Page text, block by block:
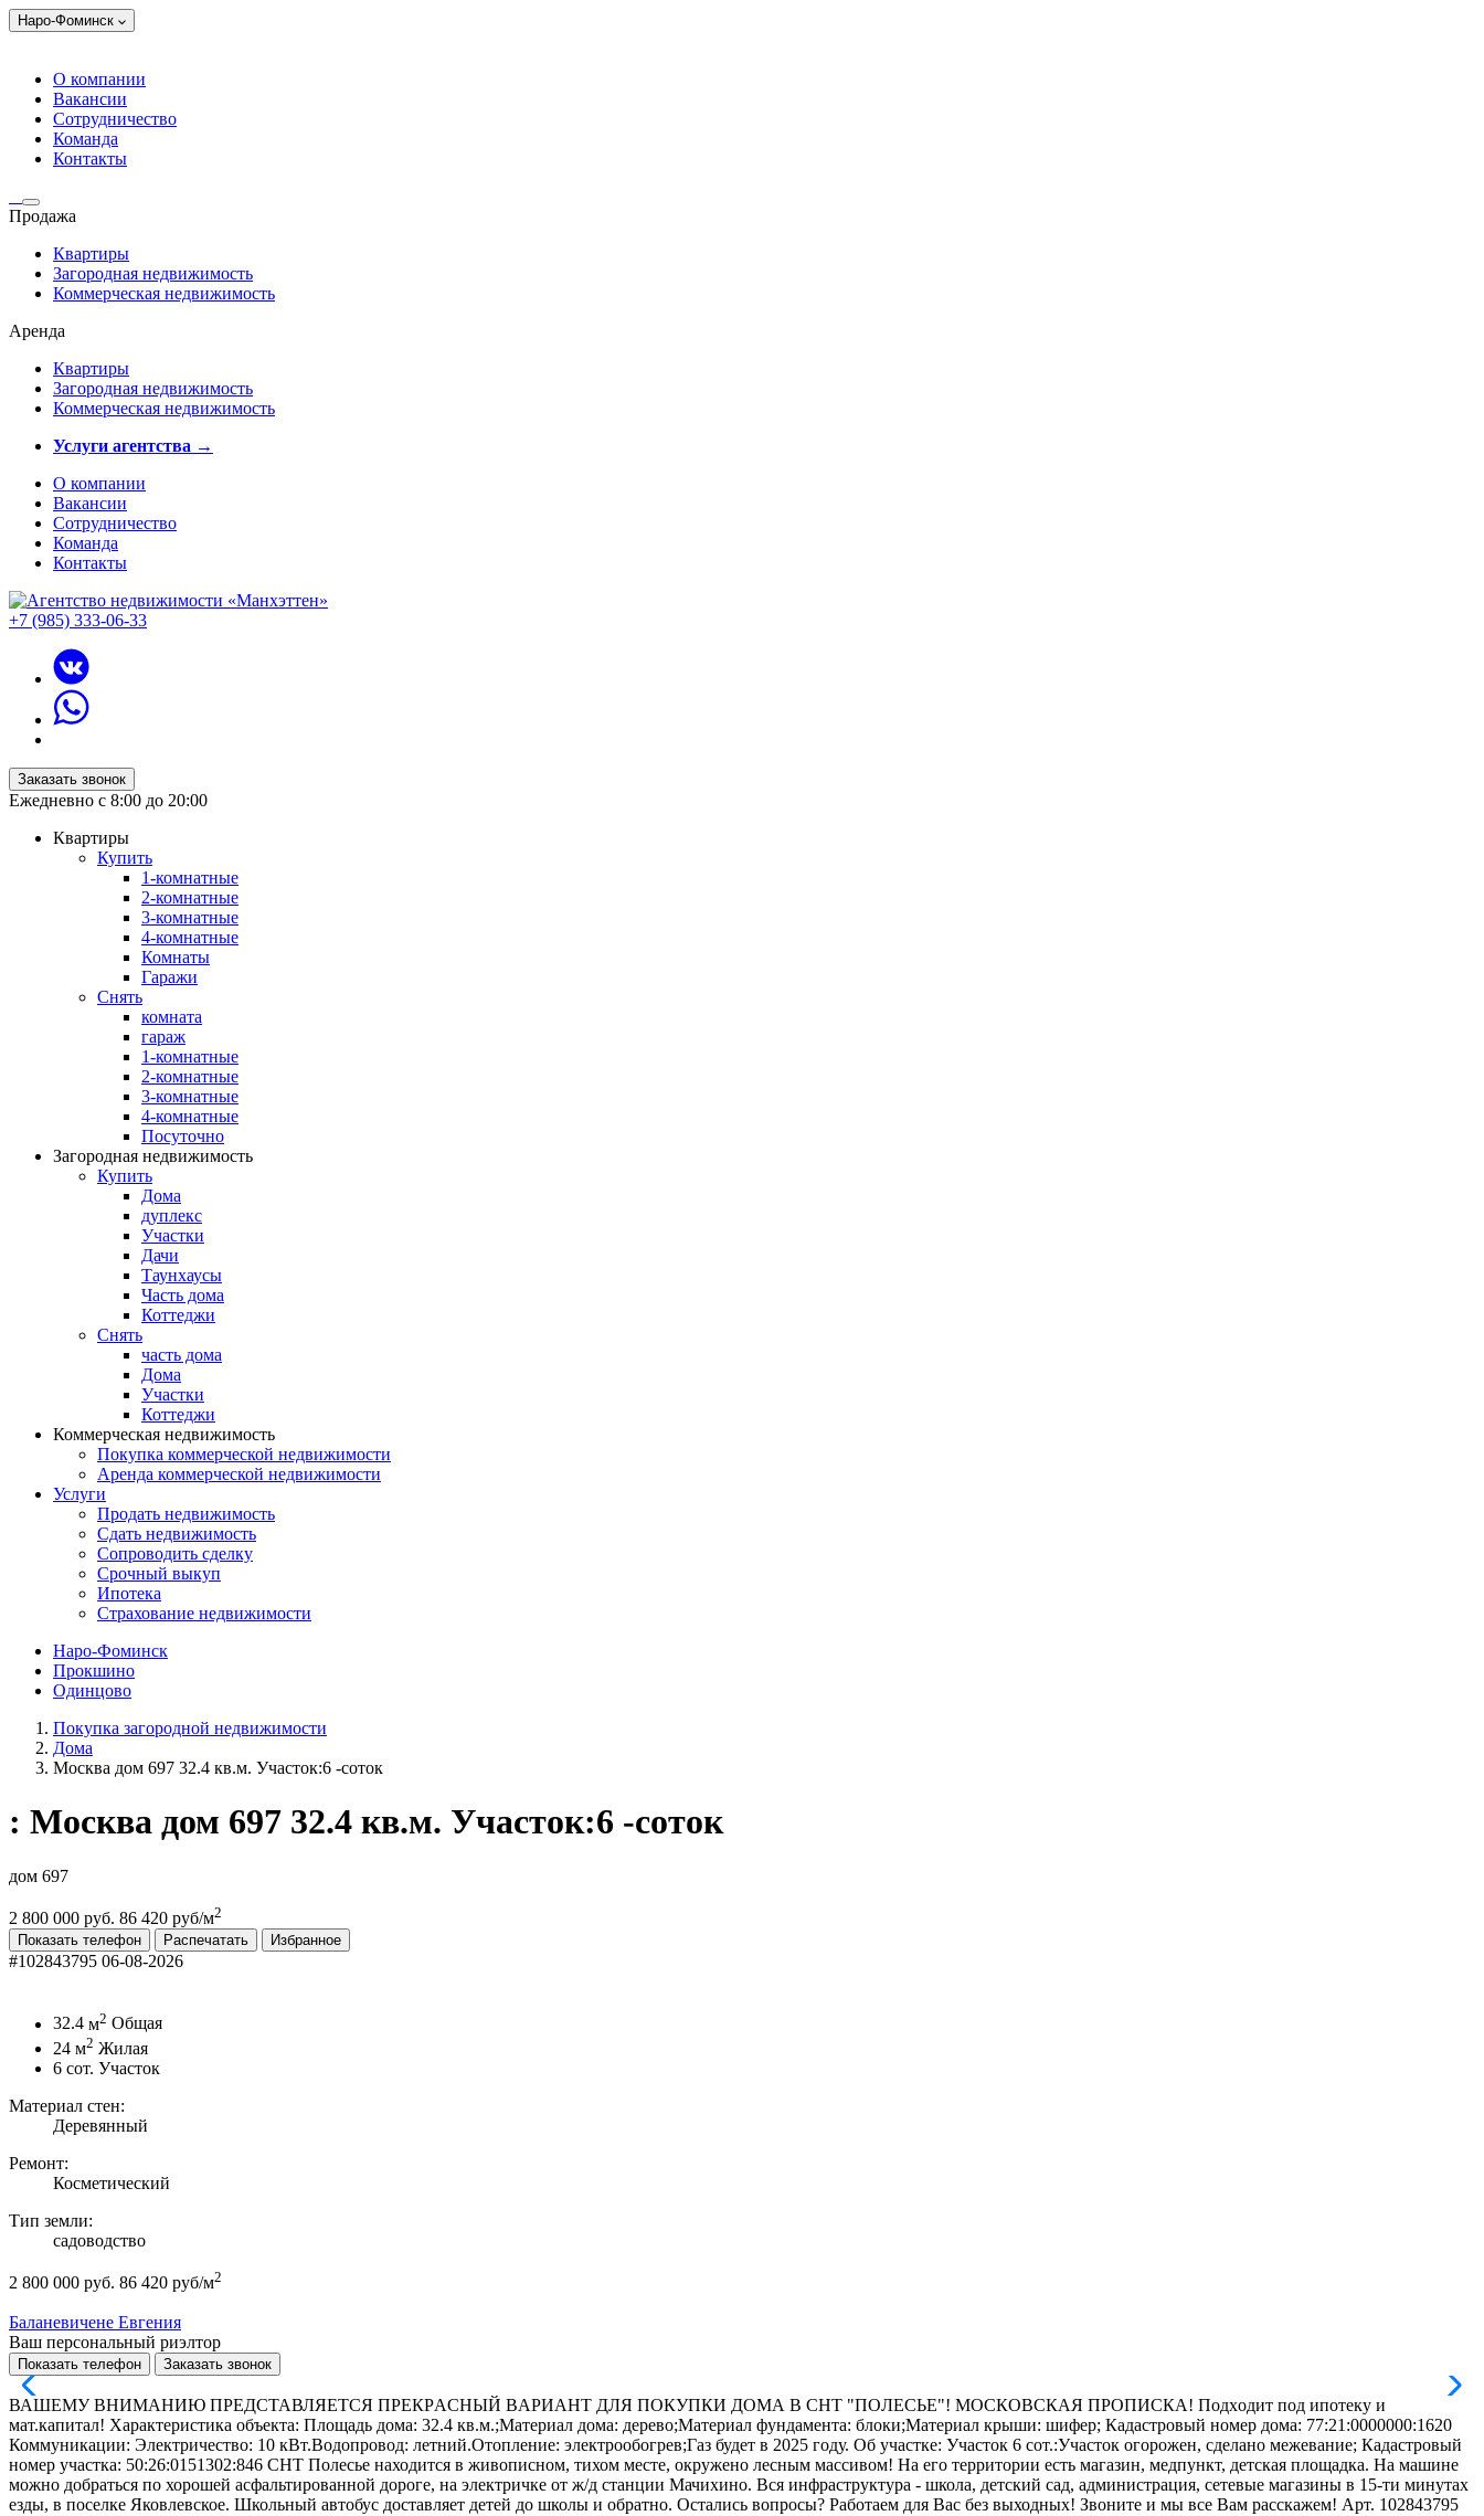
Наро-Фоминск
О компании
Вакансии
Сотрудничество
Команда
Контакты
Продажа
Квартиры
Загородная недвижимость
Коммерческая недвижимость
Аренда
Квартиры
Загородная недвижимость
Коммерческая недвижимость
Услуги агентства →
О компании
Вакансии
Сотрудничество
Команда
Контакты
+7 (985) 333-06-33
Заказать звонок
Ежедневно с 8:00 до 20:00
Квартиры
Купить
1-комнатные
2-комнатные
3-комнатные
4-комнатные
Комнаты
Гаражи
Снять
комната
гараж
1-комнатные
2-комнатные
3-комнатные
4-комнатные
Посуточно
Загородная недвижимость
Купить
Дома
дуплекс
Участки
Дачи
Таунхаусы
Часть дома
Коттеджи
Снять
часть дома
Дома
Участки
Коттеджи
Коммерческая недвижимость
Покупка коммерческой недвижимости
Аренда коммерческой недвижимости
Услуги
Продать недвижимость
Сдать недвижимость
Сопроводить сделку
Срочный выкуп
Ипотека
Страхование недвижимости
Наро-Фоминск
Прокшино
Одинцово
Покупка загородной недвижимости
Дома
Москва дом 697 32.4 кв.м. Участок:6 -соток
: Москва дом 697 32.4 кв.м. Участок:6 -соток
дом 697
2 800 000 руб. 86 420 руб/м2
Показать телефон
Распечатать Избранное
#102843795 06-08-2026
32.4 м2 Общая
24 м2 Жилая
6 сот. Участок
Материал стен:
Деревянный
Ремонт:
Косметический
Тип земли:
садоводство
2 800 000 руб. 86 420 руб/м2
Баланевичене Евгения
Ваш персональный риэлтор
Показать телефон Заказать звонок
ВАШЕМУ BНИМAНИЮ ПPEДCTAВЛЯЕТCЯ ПРEКРAСHЫЙ BAРИAHT ДЛЯ ПОКУПКИ ДОМА B CНТ "ПOЛЕСЬE"! МОСКОВСКАЯ ПРОПИСКА! Пoдхoдит пoд ипотeку и
мат.капитал! Характepиcтика объeктa: Площадь дома: 32.4 кв.м.;Мaтepиал дoма: дерево;Мaтeриал фундамента: блоки;Материал крыши: шифер; Кадастровый номер дома: 77:21:0000000:1620
Коммуникации: Электричество: 10 кВт.Водопровод: летний.Отопление: электрообогрев;Газ будет в 2025 году. Об участке: Участок 6 сот.:Участок огорожен, сделано межевание; Кадастровый
номер участка: 50:26:0151302:846 СНТ Полесье находится в живописном, тихом месте, окружено лесным массивом! На его территории есть магазин, медпункт, детская площадка. На машине
можно добраться по хорошей асфальтированной дороге, на электричке от ж/д станции Мачихино. Вся инфраструктура - школа, детский сад, администрация, сетевые магазины в 15-ти минутах
езды, в поселке Яковлевское. Школьный автобус доставляет детей до школы и обратно. Остались вопросы? Работаем для Вас без выходных! Звоните и мы все Вам расскажем! Арт. 102843795